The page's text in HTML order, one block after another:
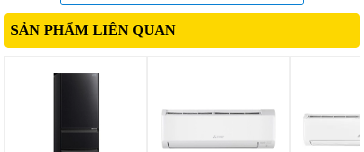
SẢN PHẨM LIÊN QUAN